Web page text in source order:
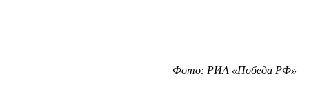
Фото: РИА «Победа РФ»